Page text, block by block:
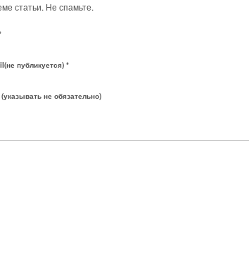
статьи. Не спамьте.
публикуется) *
не обязательно)